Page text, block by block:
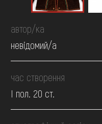
автор/ка
невідомий/а
час створення
І пол. 20 ст.